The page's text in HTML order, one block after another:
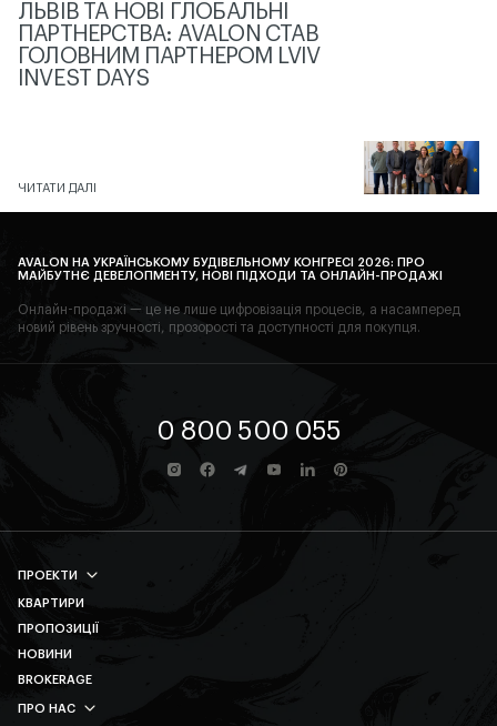
ЛЬВІВ ТА НОВІ ГЛОБАЛЬНІ
ПАРТНЕРСТВА: AVALON СТАВ
ГОЛОВНИМ ПАРТНЕРОМ LVIV
INVEST DAYS
ЧИТАТИ ДАЛІ
AVALON НА УКРАЇНСЬКОМУ БУДІВЕЛЬНОМУ КОНГРЕСІ 2026: ПРО
МАЙБУТНЄ ДЕВЕЛОПМЕНТУ, НОВІ ПІДХОДИ ТА ОНЛАЙН-ПРОДАЖІ
Онлайн-продажі — це не лише цифровізація процесів, а насамперед
новий рівень зручності, прозорості та доступності для покупця.
0 800 500 055
ПРОЕКТИ
AVALON PRIME
AVALON MAGNOLIA
AVALON YARD CLUB
КВАРТИРИ
ПРОПОЗИЦІЇ
НОВИНИ
BROKERAGE
ПРО НАС